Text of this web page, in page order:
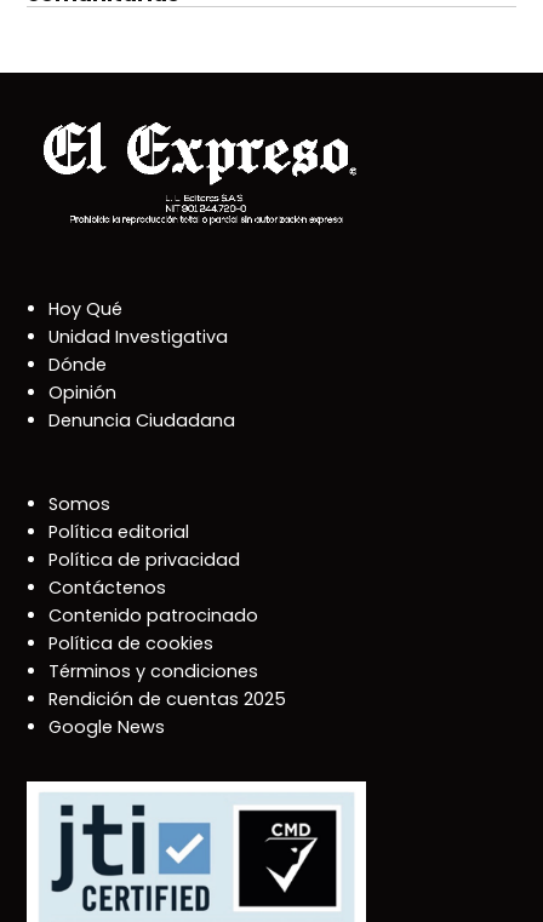
Hoy Qué
Unidad Investigativa
Dónde
Opinión
Denuncia Ciudadana
Somos
Política editorial
Política de privacidad
Contáctenos
Contenido patrocinado
Política de cookies
Términos y condiciones
Rendición de cuentas 2025
Google News